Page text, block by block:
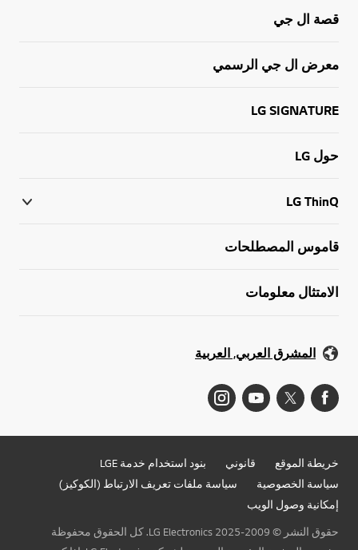
قصة ال جي
معرض ال جي الرسمي
LG SIGNATURE
حول LG
LG ThinQ
قاموس المصطلحات
الامتثال معلومات
المشرق العربي, العربية
خريطة الموقع قانوني
بنود استخدام خدمة LGE
سياسة الخصوصية
سياسة ملفات تعريف الارتباط (الكوكيز)
إمكانية وصول الويب
حقوق النشر © 2009-2025 LG Electronics. كل الحقوق محفوظة